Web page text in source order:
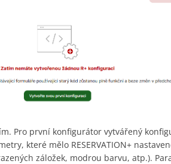
Pro první konfigurátor vytvářený
které mělo RESERVATION+
záložek, modrou barvu, atp.).